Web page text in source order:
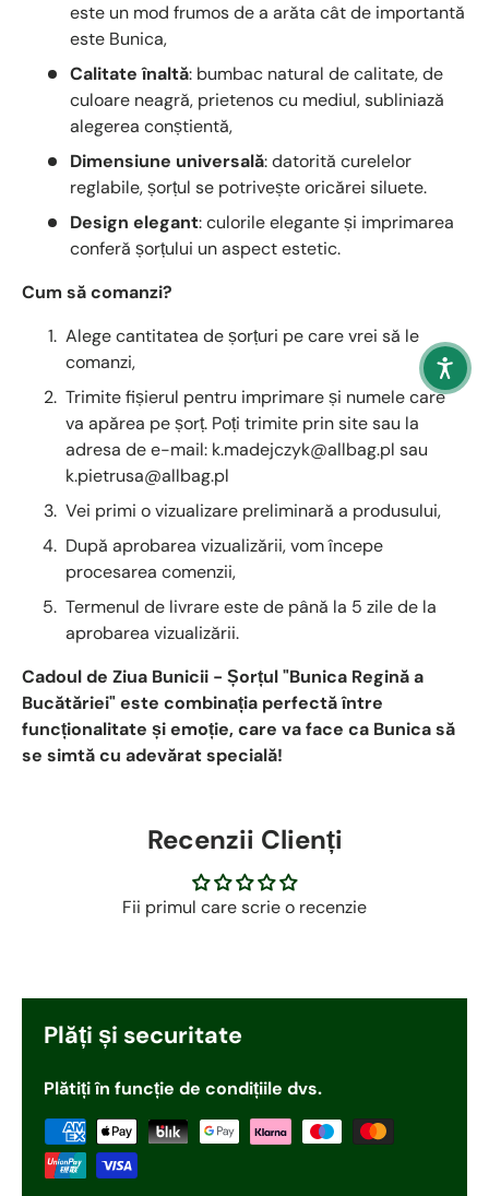
este un mod frumos de a arăta cât de importantă
este Bunica,
Calitate înaltă: bumbac natural de calitate, de
culoare neagră, prietenos cu mediul, subliniază
alegerea conștientă,
Dimensiune universală: datorită curelelor
reglabile, șorțul se potrivește oricărei siluete.
Design elegant: culorile elegante și imprimarea
conferă șorțului un aspect estetic.
Cum să comanzi?
Alege cantitatea de șorțuri pe care vrei să le
comanzi,
Trimite fișierul pentru imprimare și numele care
va apărea pe șorț. Poți trimite prin site sau la
adresa de e-mail: k.madejczyk@allbag.pl sau
k.pietrusa@allbag.pl
Vei primi o vizualizare preliminară a produsului,
După aprobarea vizualizării, vom începe
procesarea comenzii,
Termenul de livrare este de până la 5 zile de la
aprobarea vizualizării.
Cadoul de Ziua Bunicii - Șorțul "Bunica Regină a
Bucătăriei" este combinația perfectă între
funcționalitate și emoție, care va face ca Bunica să
se simtă cu adevărat specială!
Recenzii Clienți
Fii primul care scrie o recenzie
Plăți și securitate
Plătiți în funcție de condițiile dvs.